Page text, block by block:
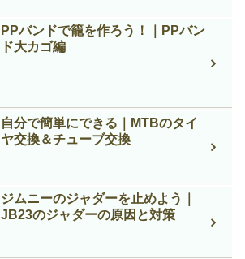
PPバンドで籠を作ろう！｜PPバン
ド大カゴ編
自分で簡単にできる｜MTBのタイ
ヤ交換＆チューブ交換
ジムニーのジャダーを止めよう｜
JB23のジャダーの原因と対策